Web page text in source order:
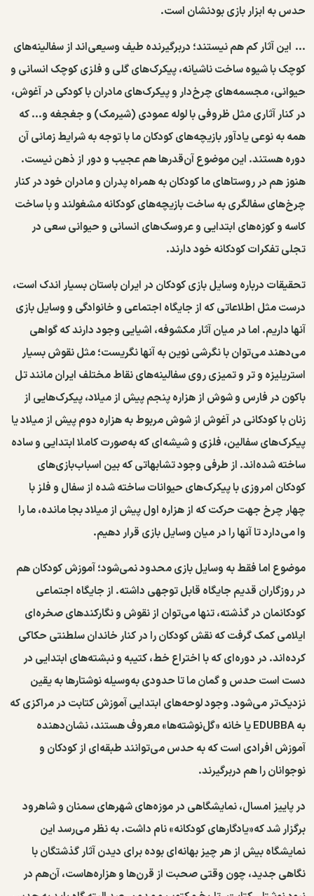
حدس به ابزار بازی بودنشان است.
... این آثار کم هم نیستند؛ دربرگیرنده طیف وسیعی‌اند از سفالینه‌های
کوچک با شیوه ساخت ناشیانه، پیکرک‌های گلی و فلزی کوچک انسانی و
حیوانی، مجسمه‌های چرخ‌دار و پیکرک‌های مادران با کودکی در آغوش،
در کنار آثاری مثل ظروفی با لوله‌ عمودی (شیرمک) و جغجغه و... که
همه به نوعی یادآور بازیچه‌های کودکان ما با توجه به شرایط زمانی آن
دوره هستند. این موضوع آن‌قدرها هم عجیب و دور از ذهن نیست.
هنوز هم در روستاهای ما کودکان به همراه پدران و مادران خود در کنار
چرخ‌های سفالگری به ساخت بازیچه‌های کودکانه مشغولند و با ساخت
کاسه و کوزه‌های ابتدایی و عروسک‌های انسانی و حیوانی سعی در
تجلی تفکرات کودکانه خود دارند.
تحقیقات درباره وسایل بازی کودکان در ایران باستان بسیار اندک است،
درست مثل اطلاعاتی که از جایگاه اجتماعی و خانوادگی و وسایل بازی
آنها داریم. اما در میان آثار مکشوفه، اشیایی وجود دارند که گواهی
می‌دهند می‌توان با نگرشی نوین به آنها نگریست؛ مثل نقوش بسیار
استریلیزه و تر و تمیزی روی سفالینه‌های نقاط مختلف ایران مانند تل
باکون در فارس و شوش از هزاره پنجم پیش ‌از میلاد، پیکرک‌هایی از
زنان با کودکانی در آغوش از شوش مربوط به هزاره دوم پیش ‌از میلاد یا
پیکرک‌های سفالین، فلزی و شیشه‌ای که به‌صورت کاملا ابتدایی و ساده
ساخته شده‌اند. از طرفی وجود تشابهاتی که بین اسباب‌بازی‌های
کودکان امروزی با پیکرک‌های حیوانات ساخته‌ شده از سفال و فلز با
چهار چرخ جهت حرکت که از هزاره اول پیش ‌از میلاد بجا مانده، ما را
وا می‌دارد تا آنها را در میان وسایل بازی قرار دهیم.
موضوع اما فقط به وسایل بازی محدود نمی‌شود؛ آموزش کودکان هم
در روزگاران قدیم جایگاه قابل توجهی داشته. از جایگاه اجتماعی
کودکانمان در گذشته، تنها می‌توان از نقوش و نگارکندهای صخره‌ای
ایلامی کمک گرفت که نقش کودکان را در کنار خاندان سلطنتی حکاکی
کرده‌اند. در دوره‌ای که با اختراع خط، کتیبه و نبشته‌های ابتدایی در
دست است حدس و گمان ما تا حدودی به‌وسیله نوشتارها به یقین
نزدیک‌تر می‌شود. وجود لوحه‌های ابتدایی آموزش کتابت در مراکزی که
به EDUBBA یا خانه «گل‌نوشته‌ها» معروف هستند، نشان‌دهنده
آموزش افرادی است که به حدس می‌توانند طبقه‌ای از کودکان و
نوجوانان را هم دربرگیرند.
در پاییز امسال، نمایشگاهی در موزه‌های شهرهای سمنان و شاهرود
برگزار شد که«یادگارهای کودکانه» نام داشت. به نظر می‌رسد این
نمایشگاه بیش از هر چیز بهانه‌ای بوده برای دیدن آثار گذشتگان با
نگاهی جدید، چون وقتی صحبت از قرن‌ها و هزاره‌هاست، آن‌هم در